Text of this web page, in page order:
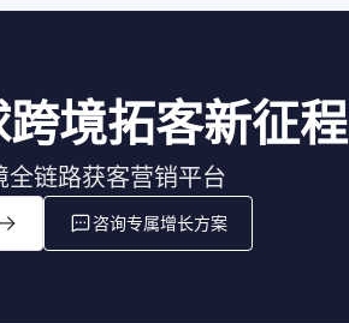
境拓客新征程
全链路获客营销平台
咨询专属增长方案